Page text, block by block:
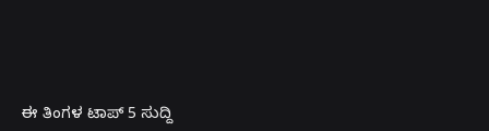
ಈ ತಿಂಗಳ ಟಾಪ್ 5 ಸುದ್ದಿ